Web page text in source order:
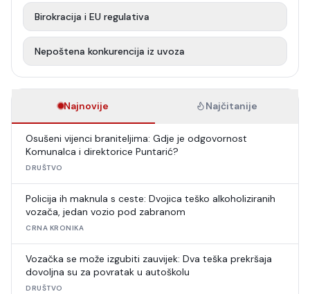
Birokracija i EU regulativa
Nepoštena konkurencija iz uvoza
Najnovije Najčitanije
Osušeni vijenci braniteljima: Gdje je odgovornost
Komunalca i direktorice Puntarić?
DRUŠTVO
Policija ih maknula s ceste: Dvojica teško alkoholiziranih
vozača, jedan vozio pod zabranom
CRNA KRONIKA
Vozačka se može izgubiti zauvijek: Dva teška prekršaja
dovoljna su za povratak u autoškolu
DRUŠTVO